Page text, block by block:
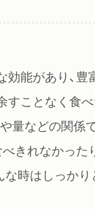
効能があり、豊
すことなく食
量などの関係
べきれなかった
な時はしっか